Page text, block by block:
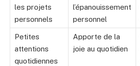
les projets
personnels
l’épanouissement
personnel
Petites
attentions
quotidiennes
Apporte de la
joie au quotidien